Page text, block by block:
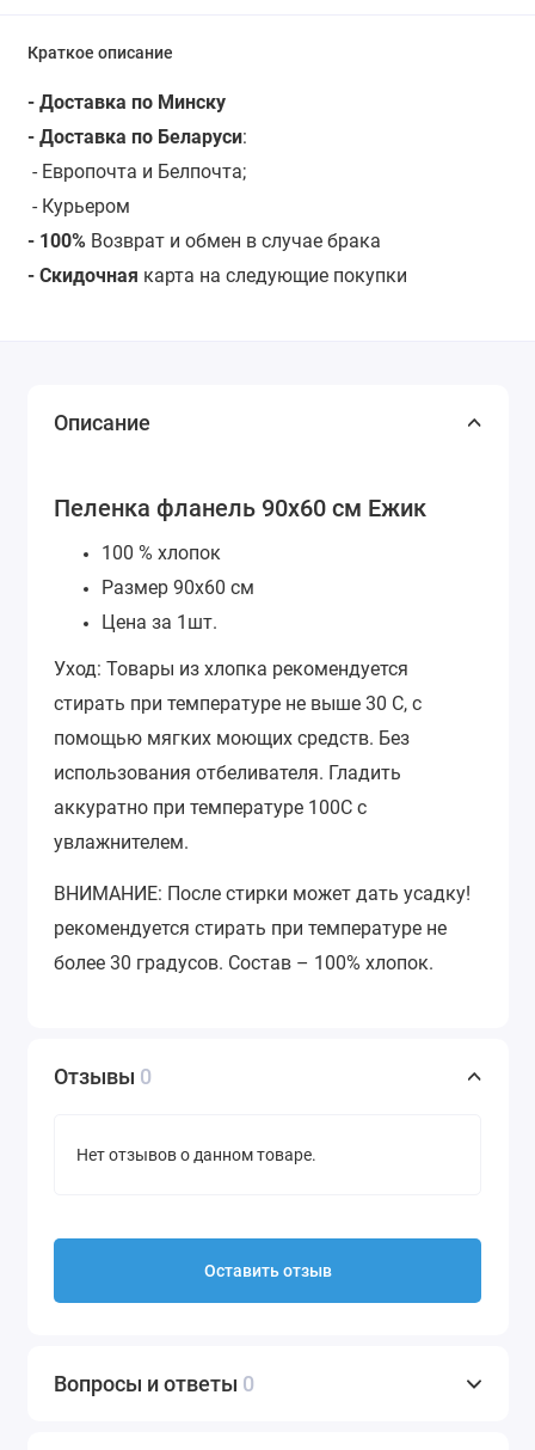
Краткое описание
- Доставка по Минску
- Доставка по Беларуси:
- Европочта и Белпочта;
- Курьером
- 100% Возврат и обмен в случае брака
- Скидочная карта на следующие покупки
Описание
Пеленка фланель 90х60 см Ежик
100 % хлопок
Размер 90х60 см
Цена за 1шт.
Уход: Товары из хлопка рекомендуется
стирать при температуре не выше 30 С, с
помощью мягких моющих средств. Без
использования отбеливателя. Гладить
аккуратно при температуре 100С с
увлажнителем.
ВНИМАНИЕ: После стирки может дать усадку!
рекомендуется стирать при температуре не
более 30 градусов. Состав – 100% хлопок.
Отзывы 0
Нет отзывов о данном товаре.
Оставить отзыв
Вопросы и ответы 0